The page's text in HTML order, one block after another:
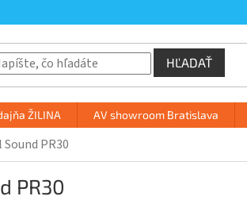
HĽADAŤ
ŽILINA AV showroom Bratislava
Sound PR30
PR30